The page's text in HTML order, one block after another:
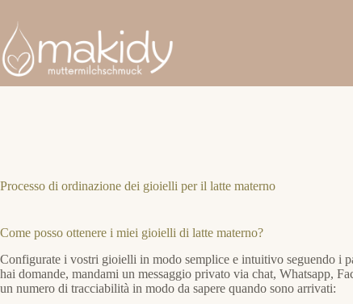
contenuto
Processo di ordinazione dei gioielli per il latte materno
Come posso ottenere i miei gioielli di latte materno?
Configurate i vostri gioielli in modo semplice e intuitivo seguendo i
hai domande, mandami un messaggio privato via chat, Whatsapp,
un numero di tracciabilità in modo da sapere quando sono arrivati: